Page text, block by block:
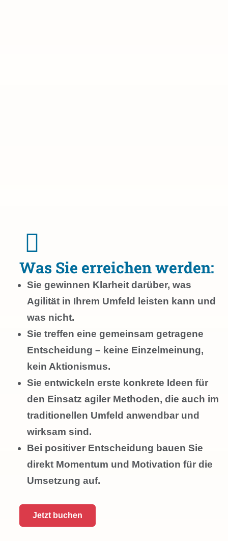
Was Sie erreichen werden:
Sie gewinnen Klarheit darüber, was
Agilität in Ihrem Umfeld leisten kann und
was nicht.
Sie treffen eine gemeinsam getragene
Entscheidung – keine Einzelmeinung,
kein Aktionismus.
Sie entwickeln erste konkrete Ideen für
den Einsatz agiler Methoden, die auch im
traditionellen Umfeld anwendbar und
wirksam sind.
Bei positiver Entscheidung bauen Sie
direkt Momentum und Motivation für die
Umsetzung auf.
Jetzt buchen